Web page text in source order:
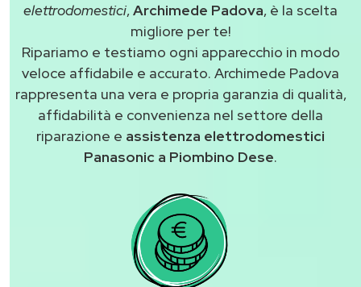
elettrodomestici,Archimede Padova, è la scelta
migliore per te!
Ripariamo e testiamo ogni apparecchio in modo
veloce affidabile e accurato. Archimede Padova
rappresenta una vera e propria garanzia di qualità,
affidabilità e convenienza nel settore della
riparazione e assistenza elettrodomestici
Panasonic a Piombino Dese.